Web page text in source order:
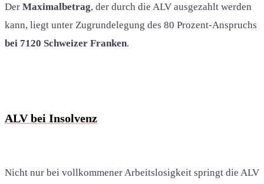
Der Maximalbetrag, der durch die ALV ausgezahlt werden
kann, liegt unter Zugrundelegung des 80 Prozent-Anspruchs
bei 7120 Schweizer Franken.
ALV bei Insolvenz
Nicht nur bei vollkommener Arbeitslosigkeit springt die ALV